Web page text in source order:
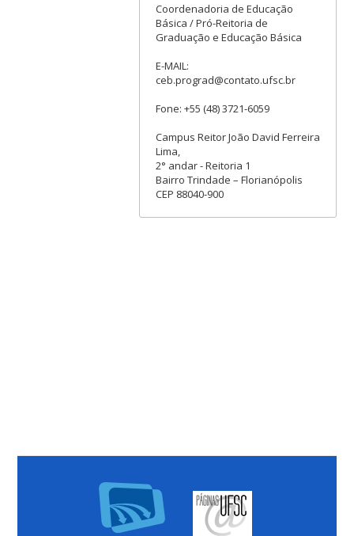
Coordenadoria de Educação
Básica / Pró-Reitoria de
Graduação e Educação Básica
E-MAIL:
ceb.prograd@contato.ufsc.br
Fone: +55 (48) 3721-6059
Campus Reitor João David Ferreira
Lima,
2° andar - Reitoria 1
Bairro Trindade – Florianópolis
CEP 88040-900